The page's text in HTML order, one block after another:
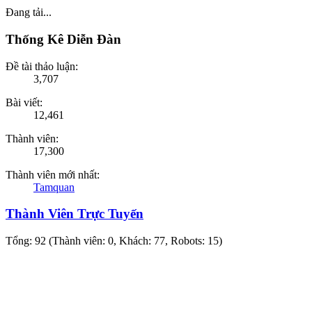
Đang tải...
Thống Kê Diễn Đàn
Đề tài thảo luận:
3,707
Bài viết:
12,461
Thành viên:
17,300
Thành viên mới nhất:
Tamquan
Thành Viên Trực Tuyến
Tổng: 92 (Thành viên: 0, Khách: 77, Robots: 15)